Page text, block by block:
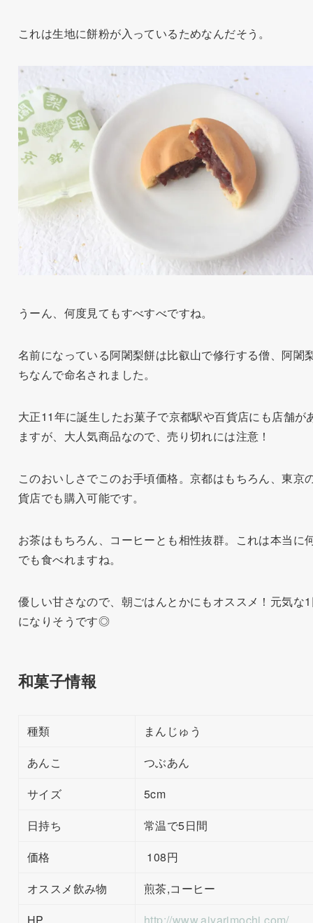
これは生地に餅粉が入っているためなんだそう。
うーん、何度見てもすべすべですね。
名前になっている阿闍梨餅は比叡山で修行する僧、阿闍
ちなんで命名されました。
大正11年に誕生したお菓子で京都駅や百貨店にも店舗が
ますが、大人気商品なので、売り切れには注意！
このおいしさでこのお手頃価格。京都はもちろん、東京
貨店でも購入可能です。
お茶はもちろん、コーヒーとも相性抜群。これは本当に
でも食べれますね。
優しい甘さなので、朝ごはんとかにもオススメ！元気な
になりそうです◎
和菓子情報
種類
まんじゅう
あんこ
つぶあん
サイズ
5cm
日持ち
常温で5日間
価格
108円
オススメ飲み物
煎茶,コーヒー
HP
http://www.ajyarimochi.com/